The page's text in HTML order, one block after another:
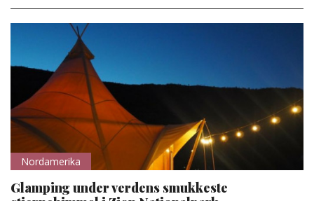
Nordamerika
Glamping under verdens smukkeste